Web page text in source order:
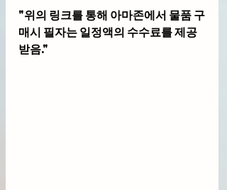
"위의 링크를 통해 아마존에서 물품 구
매시 필자는 일정액의 수수료를 제공
받음."